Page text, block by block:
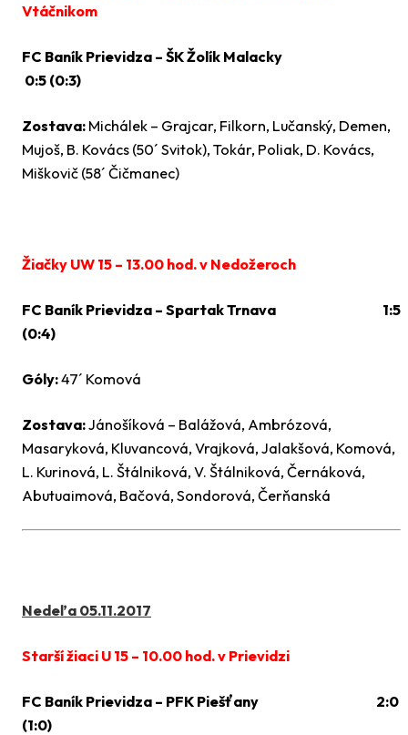
Vtáčnikom
FC Baník Prievidza – ŠK Žolík Malacky
0:5 (0:3)
Zostava: Michálek – Grajcar, Filkorn, Lučanský, Demen,
Mujoš, B. Kovács (50´ Svitok), Tokár, Poliak, D. Kovács,
Miškovič (58´ Čičmanec)
Žiačky UW 15 – 13.00 hod. v Nedožeroch
FC Baník Prievidza – Spartak Trnava 1:5
(0:4)
Góly:47´ Komová
Zostava:Jánošíková – Balážová, Ambrózová,
Masaryková, Kluvancová, Vrajková, Jalakšová, Komová,
L. Kurinová, L. Štálniková, V. Štálniková, Černáková,
Abutuaimová, Bačová, Sondorová, Čerňanská
Nedeľa 05.11.2017
Starší žiaci U 15 – 10.00 hod. v Prievidzi
FC Baník Prievidza – PFK Piešťany 2:0
(1:0)